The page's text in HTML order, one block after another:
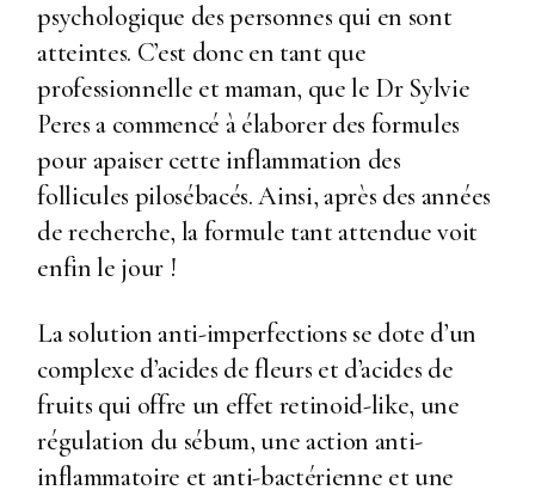
psychologique des personnes qui en sont
atteintes. C’est donc en tant que
professionnelle et maman, que le Dr Sylvie
Peres a commencé à élaborer des formules
pour apaiser cette inflammation des
follicules pilosébacés. Ainsi, après des années
de recherche, la formule tant attendue voit
enfin le jour !
La solution anti-imperfections se dote d’un
complexe d’acides de fleurs et d’acides de
fruits qui offre un effet retinoid-like, une
régulation du sébum, une action anti-
inflammatoire et anti-bactérienne et une